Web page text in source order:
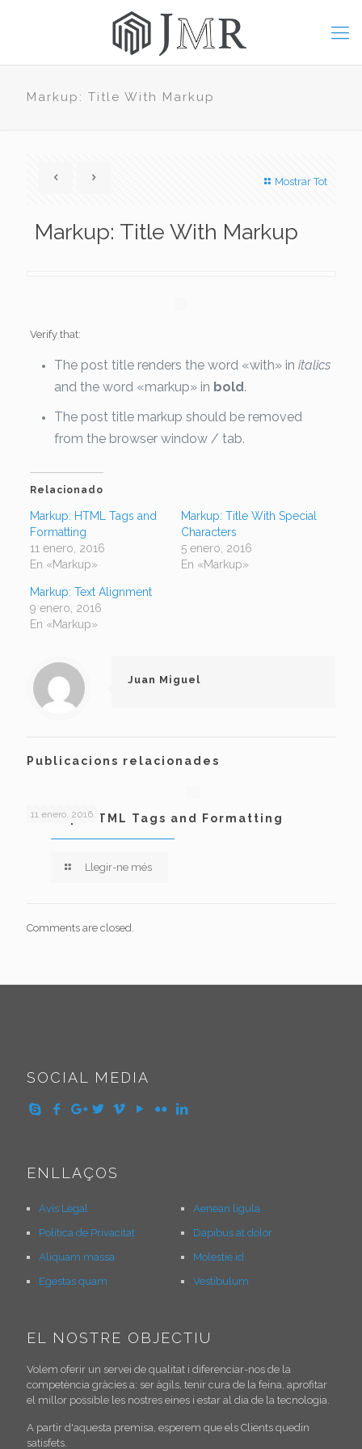
Markup: Title With Markup
Mostrar Tot
Markup: Title With Markup
Verify that:
The post title renders the word «with» in italics
and the word «markup» in bold.
The post title markup should be removed
from the browser window / tab.
Relacionado
Markup: HTML Tags and
Formatting
11 enero, 2016
En «Markup»
Markup: Title With Special
Characters
5 enero, 2016
En «Markup»
Markup: Text Alignment
9 enero, 2016
En «Markup»
Juan Miguel
Publicacions relacionades
11 enero, 2016
Markup: HTML Tags and Formatting
Llegir-ne més
Comments are closed.
SOCIAL MEDIA
ENLLAÇOS
Avís Legal
Política de Privacitat
Aliquam massa
Egestas quam
Aenean ligula
Dapibus at dolor
Molestie id
Vestibulum
EL NOSTRE OBJECTIU
Volem oferir un servei de qualitat i diferenciar-nos de la
competència gràcies a: ser àgils, tenir cura de la feina, aprofitar
el millor possible les nostres eines i estar al dia de la tecnologia.
A partir d'aquesta premisa, esperem que els Clients quedin
satisfets.